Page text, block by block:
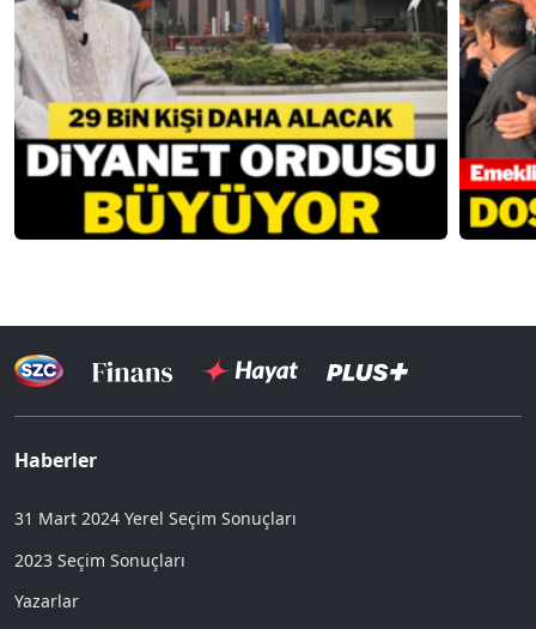
Haberler
31 Mart 2024 Yerel Seçim Sonuçları
2023 Seçim Sonuçları
Yazarlar